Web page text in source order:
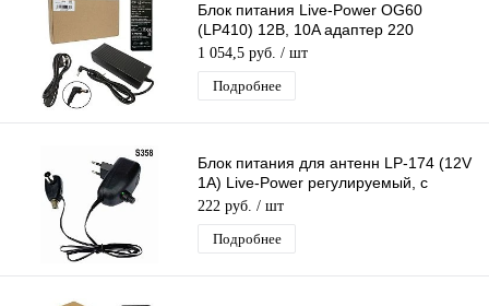
Блок питания Live-Power OG60
(LP410) 12В, 10A адаптер 220
-12V/10A, шнур 1 м, штекер 5.5*2,5
мм
1 054,5 руб. / шт
Подробнее
Блок питания для антенн LP-174 (12V
1A) Live-Power регулируемый, с
инжектором питания, c F- разъёмом
222 руб. / шт
Подробнее